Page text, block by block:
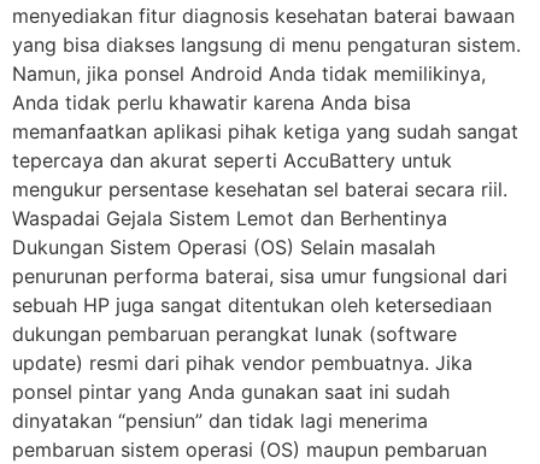
menyediakan fitur diagnosis kesehatan baterai bawaan
yang bisa diakses langsung di menu pengaturan sistem.
Namun, jika ponsel Android Anda tidak memilikinya,
Anda tidak perlu khawatir karena Anda bisa
memanfaatkan aplikasi pihak ketiga yang sudah sangat
tepercaya dan akurat seperti AccuBattery untuk
mengukur persentase kesehatan sel baterai secara riil.
Waspadai Gejala Sistem Lemot dan Berhentinya
Dukungan Sistem Operasi (OS) Selain masalah
penurunan performa baterai, sisa umur fungsional dari
sebuah HP juga sangat ditentukan oleh ketersediaan
dukungan pembaruan perangkat lunak (software
update) resmi dari pihak vendor pembuatnya. Jika
ponsel pintar yang Anda gunakan saat ini sudah
dinyatakan “pensiun” dan tidak lagi menerima
pembaruan sistem operasi (OS) maupun pembaruan